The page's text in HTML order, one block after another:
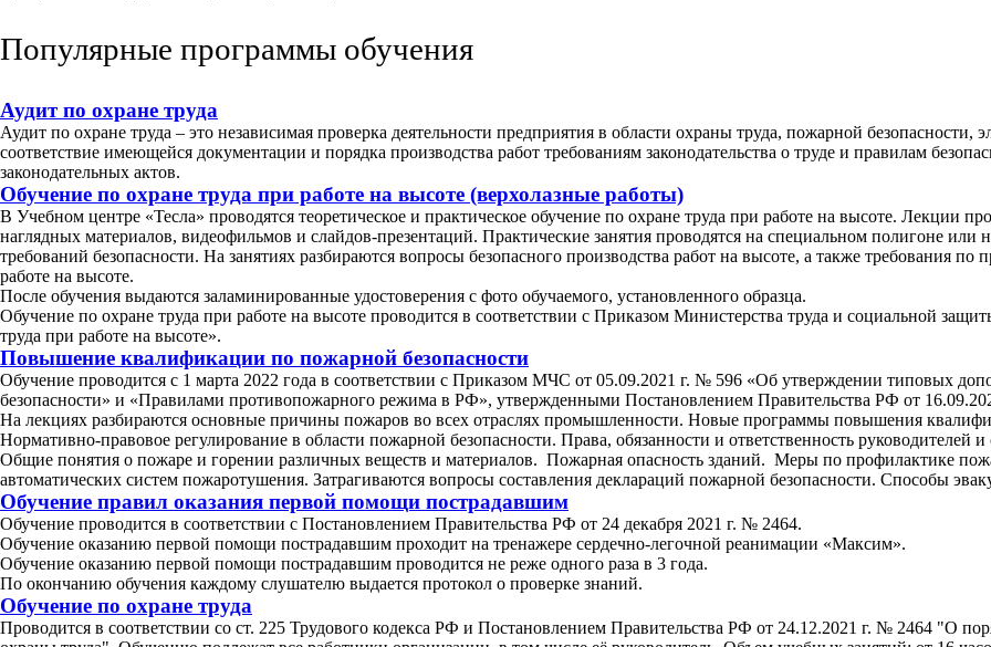
Популярные программы обучения
Аудит по охране труда
Аудит по охране труда – это независимая проверка деятельности предприятия в области охраны труда, пожарной
соответствие имеющейся документации и порядка производства работ требованиям законодательства о труде и правилам
законодательных актов.
Обучение по охране труда при работе на высоте (верхолазные работы)
В Учебном центре «Тесла» проводятся теоретическое и практическое обучение по охране труда при работе на высоте. Лекции
наглядных материалов, видеофильмов и слайдов-презентаций. Практические занятия проводятся на специальном полигоне или
требований безопасности. На занятиях разбираются вопросы безопасного производства работ на высоте, а также требования
работе на высоте.
После обучения выдаются заламинированные удостоверения с фото обучаемого, установленного образца.
Обучение по охране труда при работе на высоте проводится в соответствии с Приказом Министерства труда и социальной
труда при работе на высоте».
Повышение квалификации по пожарной безопасности
Обучение проводится с 1 марта 2022 года в соответствии с Приказом МЧС от 05.09.2021 г. № 596 «Об утверждении типовых
безопасности» и «Правилами противопожарного режима в РФ», утвержденными Постановлением Правительства РФ от
На лекциях разбираются основные причины пожаров во всех отраслях промышленности. Новые программы повышения
Нормативно-правовое регулирование в области пожарной безопасности. Права, обязанности и ответственность руководителей
Общие понятия о пожаре и горении различных веществ и материалов. Пожарная опасность зданий. Меры по профилактике
автоматических систем пожаротушения. Затрагиваются вопросы составления деклараций пожарной безопасности. Способы
Обучение правил оказания первой помощи пострадавшим
Обучение проводится в соответствии с Постановлением Правительства РФ от 24 декабря 2021 г. № 2464.
Обучение оказанию первой помощи пострадавшим проходит на тренажере сердечно-легочной реанимации «Максим».
Обучение оказанию первой помощи пострадавшим проводится не реже одного раза в 3 года.
По окончанию обучения каждому слушателю выдается протокол о проверке знаний.
Обучение по охране труда
Проводится в соответствии со ст. 225 Трудового кодекса РФ и Постановлением Правительства РФ от 24.12.2021 г. № 2464 "О